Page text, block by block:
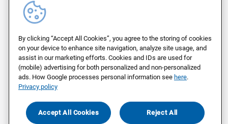
Auf deutschen Servern von
Als Arbeitgeber ausgezeichnet von
By clicking “Accept All Cookies”, you agree to the storing of cookies
on your device to enhance site navigation, analyze site usage, and
assist in our marketing efforts. Cookies and IDs are used for
(mobile) advertising for both personalized and non-personalized
ads. How Google processes personal information see here.
Privacy policy
Accept All Cookies Reject All